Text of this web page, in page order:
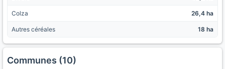
Colza 26,4 ha
Autres céréales 18 ha
Communes (10)